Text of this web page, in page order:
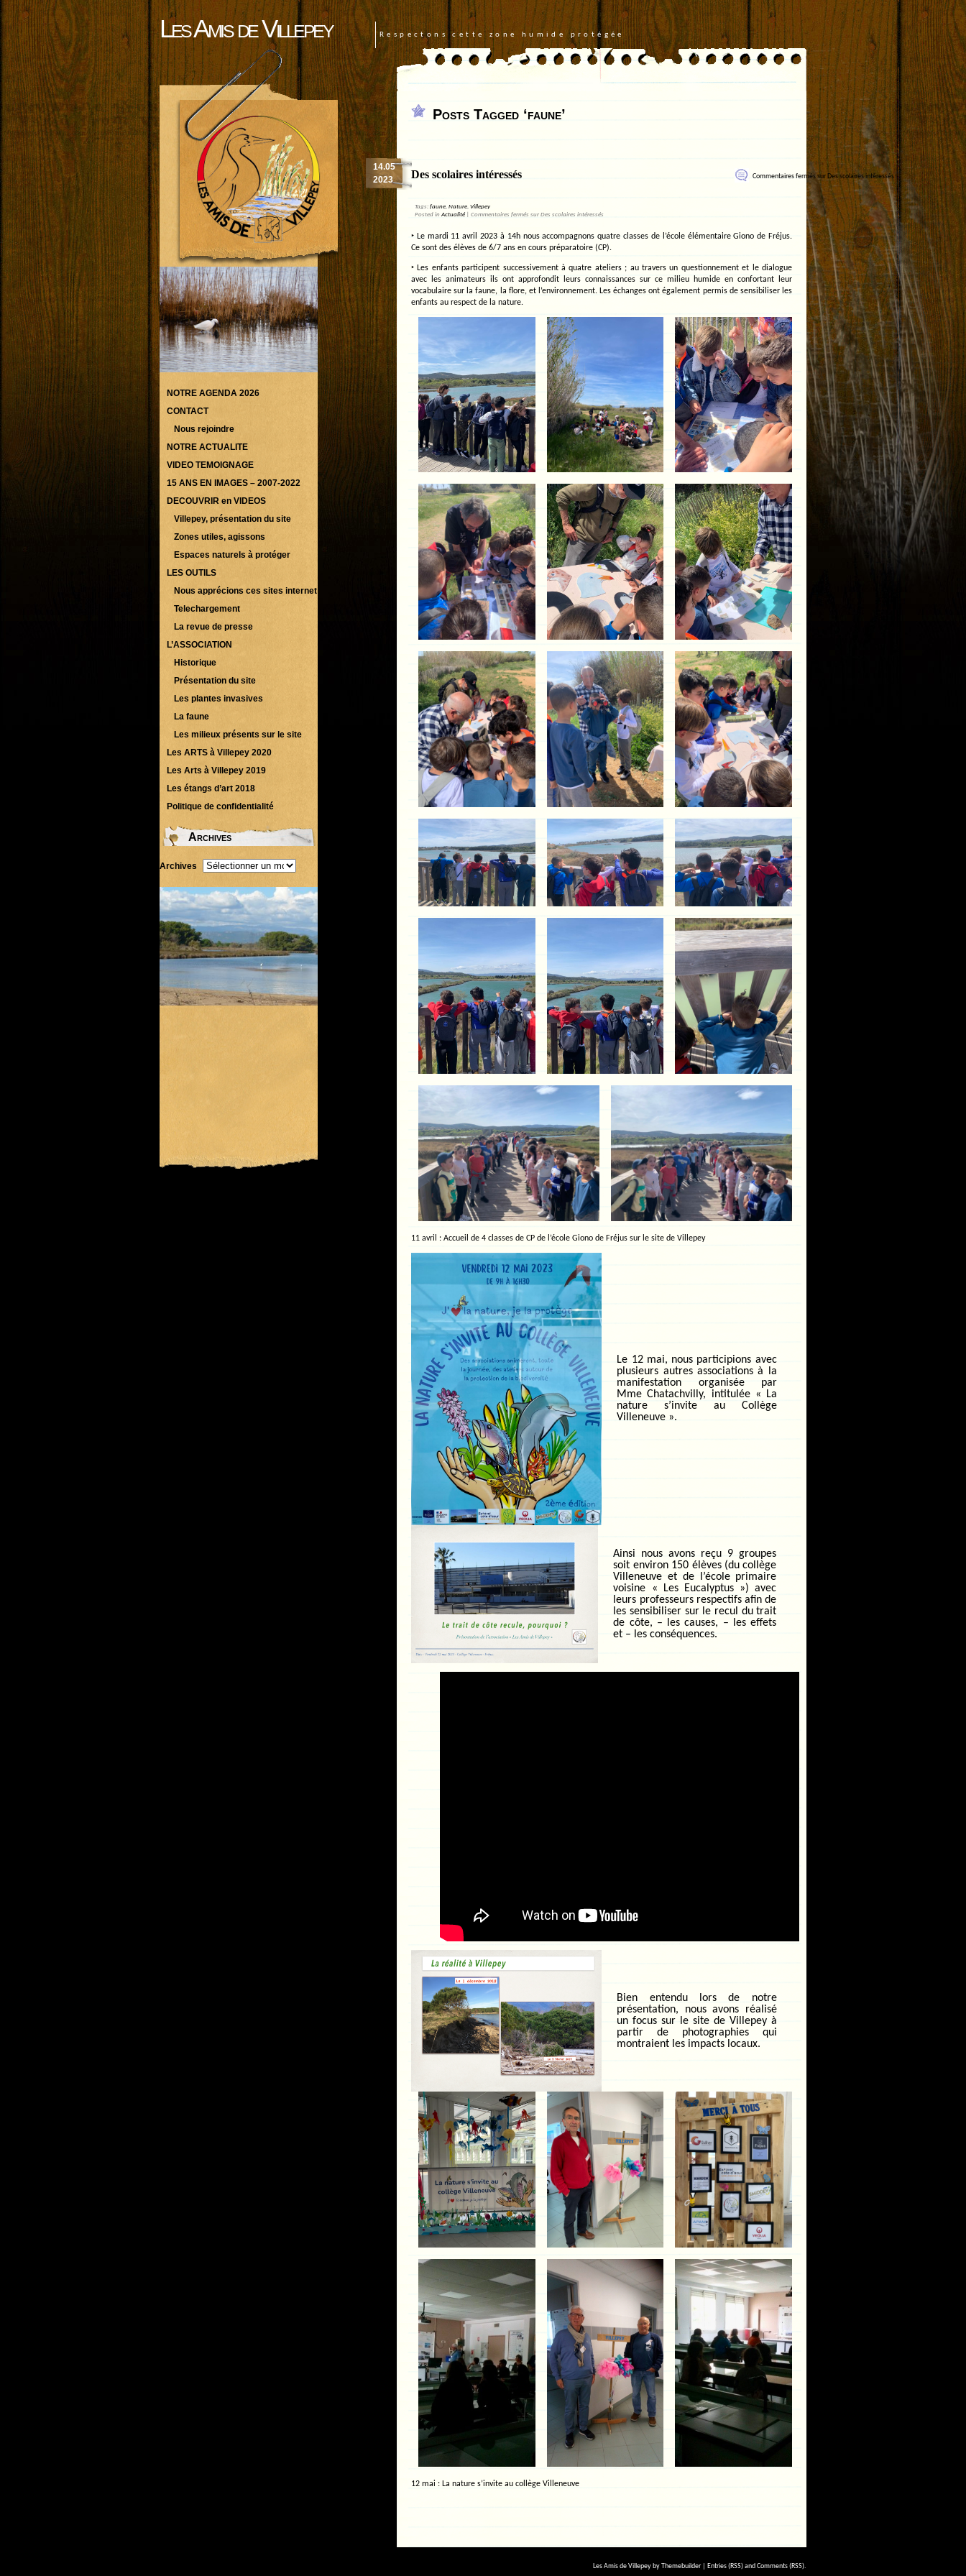
Les Amis de Villepey Respectons cette zone humide protégée
Posts Tagged ‘faune’
Commentaires ferméssur Des scolaires intéressés
Des scolaires intéressés
14.05
2023
Tags: faune Nature Villepey
Posted in Actualité | Commentaires fermés sur Des scolaires intéressés
‣ Le mardi 11 avril 2023 à 14h nous accompagnons quatre classes de l’école élémentaire Giono de Fréjus.
Ce sont des élèves de 6/7 ans en cours préparatoire (CP).
‣ Les enfants participent successivement à quatre ateliers ; au travers un questionnement et le dialogue
avec les animateurs ils ont approfondit leurs connaissances sur ce milieu humide en confortant leur
vocabulaire sur la faune, la flore, et l’environnement. Les échanges ont également permis de sensibiliser les
enfants au respect de la nature.
11 avril : Accueil de 4 classes de CP de l’école Giono de Fréjus sur le site de Villepey
Le 12 mai, nous participions avec
plusieurs autres associations à la
manifestation organisée par
Mme Chatachvilly, intitulée « La
nature s’invite au Collège
Villeneuve ».
Ainsi nous avons reçu 9 groupes
soit environ 150 élèves (du collège
Villeneuve et de l’école primaire
voisine « Les Eucalyptus ») avec
leurs professeurs respectifs afin de
les sensibiliser sur le recul du trait
de côte, – les causes, – les effets
et – les conséquences.
Bien entendu lors de notre
présentation, nous avons réalisé
un focus sur le site de Villepey à
partir de photographies qui
montraient les impacts locaux.
12 mai : La nature s’invite au collège Villeneuve
NOTRE AGENDA 2026
CONTACT
Nous rejoindre
NOTRE ACTUALITE
VIDEO TEMOIGNAGE
15 ANS EN IMAGES – 2007-2022
DECOUVRIR en VIDEOS
Villepey, présentation du site
Zones utiles, agissons
Espaces naturels à protéger
LES OUTILS
Nous apprécions ces sites internet
Telechargement
La revue de presse
L’ASSOCIATION
Historique
Présentation du site
Les plantes invasives
La faune
Les milieux présents sur le site
Les ARTS à Villepey 2020
Les Arts à Villepey 2019
Les étangs d’art 2018
Politique de confidentialité
Archives
Archives
Les Amis de Villepey byThemebuilder| Entries (RSS)and Comments (RSS).